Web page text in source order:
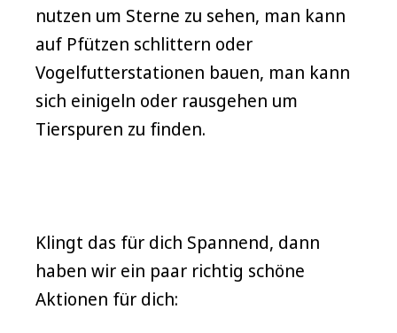
nutzen um Sterne zu sehen, man kann
auf Pfützen schlittern oder
Vogelfutterstationen bauen, man kann
sich einigeln oder rausgehen um
Tierspuren zu finden.
Klingt das für dich Spannend, dann
haben wir ein paar richtig schöne
Aktionen für dich: